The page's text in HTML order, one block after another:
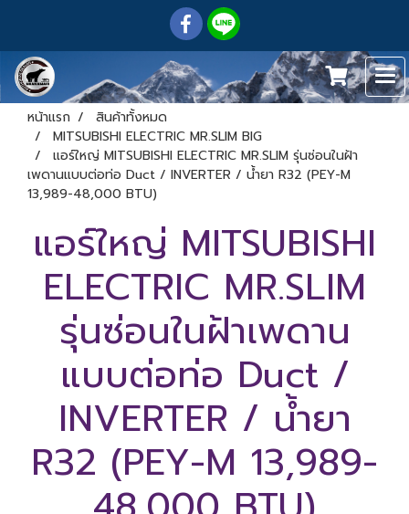
หน้าแรก
สินค้าทั้งหมด
MITSUBISHI ELECTRIC MR.SLIM BIG
แอร์ใหญ่ MITSUBISHI ELECTRIC MR.SLIM รุ่นซ่อนในฝ้า
เพดานแบบต่อท่อ Duct / INVERTER / น้ำยา R32 (PEY-M
13,989-48,000 BTU)
แอร์ใหญ่ MITSUBISHI
ELECTRIC MR.SLIM
รุ่นซ่อนในฝ้าเพดาน
แบบต่อท่อ Duct /
INVERTER / น้ำยา
R32 (PEY-M 13,989-